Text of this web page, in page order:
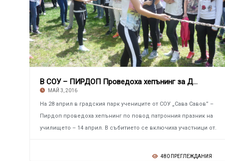
В СОУ – ПИРДОП Проведоха хепънинг за Деня на
МАЙ 3, 2016
На 28 април в градския парк учениците от СОУ „Сава Савов” –
Пирдоп проведоха хепънинг по повод патронния празник на
училището – 14 април. В събитието се включиха участници от.
480 ПРЕГЛЕЖДАНИЯ